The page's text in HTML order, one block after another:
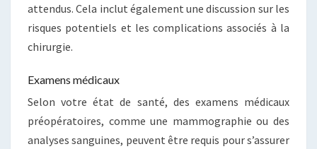
attendus. Cela inclut également une discussion sur les
risques potentiels et les complications associés à la
chirurgie.
Examens médicaux
Selon votre état de santé, des examens médicaux
préopératoires, comme une mammographie ou des
analyses sanguines, peuvent être requis pour s’assurer